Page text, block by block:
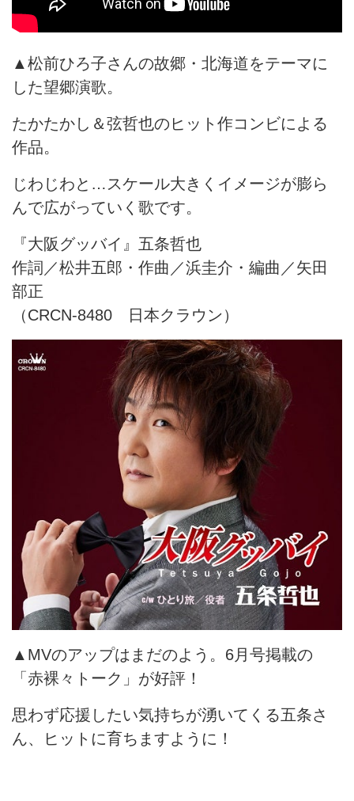
▲松前ひろ子さんの故郷・北海道をテーマに
した望郷演歌。
たかたかし＆弦哲也のヒット作コンビによる
作品。
じわじわと…スケール大きくイメージが膨ら
んで広がっていく歌です。
『大阪グッバイ』五条哲也
作詞／松井五郎・作曲／浜圭介・編曲／矢田
部正
（CRCN-8480 日本クラウン）
▲MVのアップはまだのよう。6月号掲載の
「赤裸々トーク」が好評！
思わず応援したい気持ちが湧いてくる五条さ
ん、ヒットに育ちますように！